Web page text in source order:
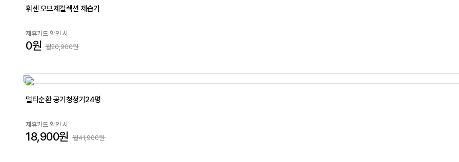
휘센 오브제컬렉션 제습기
제휴카드 할인 시
0원 월20,900원
멀티순환 공기청정기24평
제휴카드 할인 시
18,900원 월41,900원